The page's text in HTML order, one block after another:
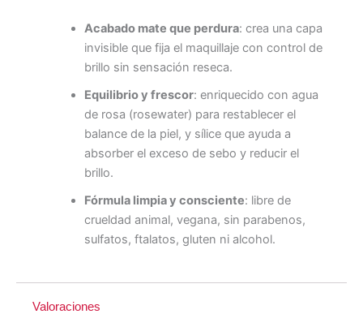
Acabado mate que perdura: crea una capa
invisible que fija el maquillaje con control de
brillo sin sensación reseca.
Equilibrio y frescor: enriquecido con agua
de rosa (rosewater) para restablecer el
balance de la piel, y sílice que ayuda a
absorber el exceso de sebo y reducir el
brillo.
Fórmula limpia y consciente: libre de
crueldad animal, vegana, sin parabenos,
sulfatos, ftalatos, gluten ni alcohol.
Valoraciones